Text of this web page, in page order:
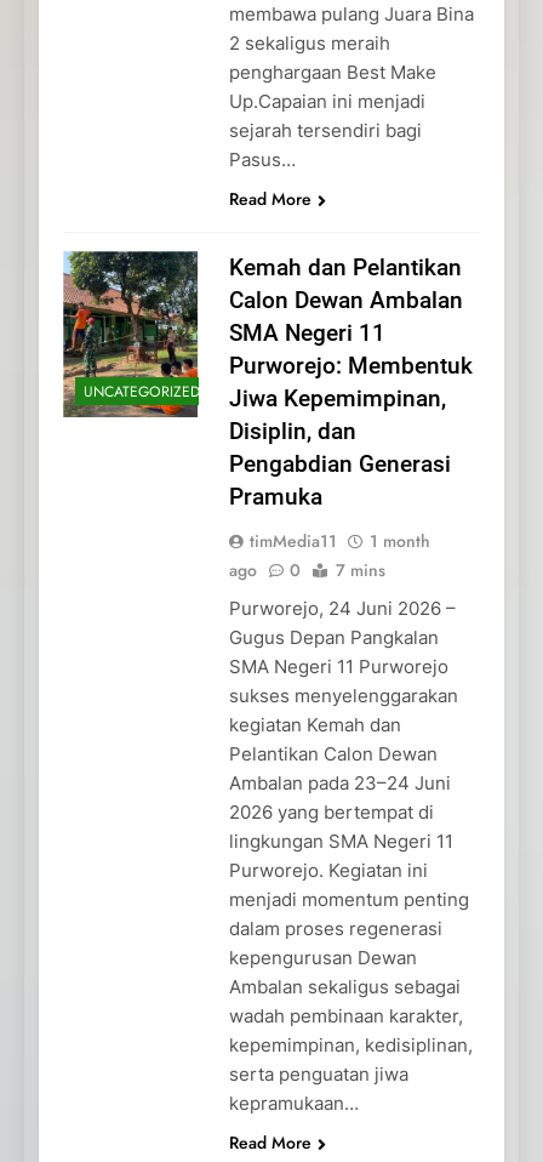
membawa pulang Juara Bina
2 sekaligus meraih
penghargaan Best Make
Up.Capaian ini menjadi
sejarah tersendiri bagi
Pasus…
Read More
UNCATEGORIZED
Kemah dan Pelantikan
Calon Dewan Ambalan
SMA Negeri 11
Purworejo: Membentuk
Jiwa Kepemimpinan,
Disiplin, dan
Pengabdian Generasi
Pramuka
timMedia11
1 month
ago
0 7 mins
Purworejo, 24 Juni 2026 –
Gugus Depan Pangkalan
SMA Negeri 11 Purworejo
sukses menyelenggarakan
kegiatan Kemah dan
Pelantikan Calon Dewan
Ambalan pada 23–24 Juni
2026 yang bertempat di
lingkungan SMA Negeri 11
Purworejo. Kegiatan ini
menjadi momentum penting
dalam proses regenerasi
kepengurusan Dewan
Ambalan sekaligus sebagai
wadah pembinaan karakter,
kepemimpinan, kedisiplinan,
serta penguatan jiwa
kepramukaan…
Read More